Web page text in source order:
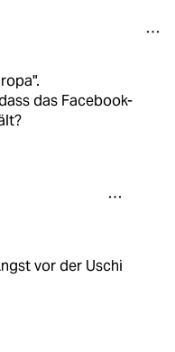
das Facebook-
vor der Uschi